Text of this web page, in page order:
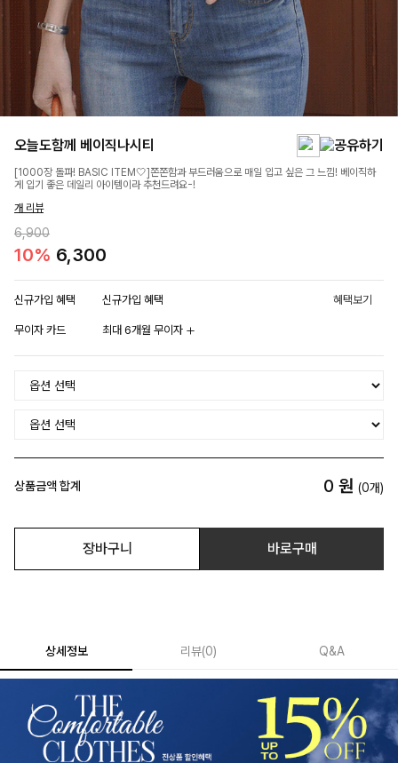
오늘도함께 베이직나시티
[1000장 돌파! BASIC ITEM🤍]쫀쫀함과 부드러움으로 매일 입고 싶은 그 느낌! 베이직하
게 입기 좋은 데일리 아이템이라 추천드려요-!
개 리뷰
6,900
10% 6,300
신규가입 혜택 신규가입 혜택 혜택보기
무이자 카드 최대 6개월 무이자
상품금액 합계 0 원 (0개)
장바구니 바로구매
상세정보 리뷰(0) Q&A